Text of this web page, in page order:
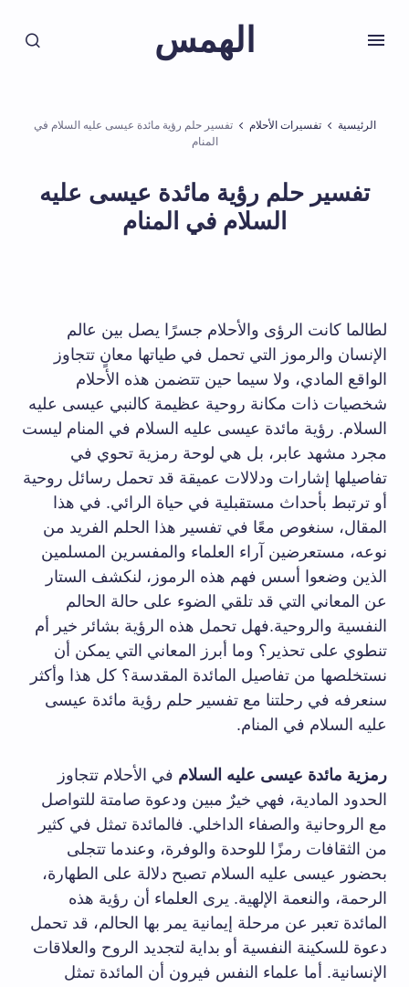
الهمس
الرئيسية تفسيرات الأحلام
تفسير حلم رؤية مائدة عيسى عليه السلام في
المنام
تفسير حلم رؤية مائدة عيسى عليه
السلام في المنام
لطالما كانت الرؤى والأحلام جسرًا يصل بين عالم
الإنسان والرموز التي تحمل في طياتها معانٍ تتجاوز
الواقع المادي، ولا سيما حين تتضمن هذه الأحلام
شخصيات ذات مكانة روحية عظيمة كالنبي عيسى عليه
السلام. رؤية مائدة عيسى عليه السلام في المنام ليست
مجرد مشهد عابر، بل هي لوحة رمزية تحوي في
تفاصيلها إشارات ودلالات عميقة قد تحمل رسائل روحية
أو ترتبط بأحداث مستقبلية في حياة الرائي. في هذا
المقال، سنغوص معًا في تفسير هذا الحلم الفريد من
نوعه، مستعرضين آراء العلماء والمفسرين المسلمين
الذين وضعوا أسس فهم هذه الرموز، لنكشف الستار
عن المعاني التي قد تلقي الضوء على حالة الحالم
النفسية والروحية.فهل تحمل هذه الرؤية بشائر خير أم
تنطوي على تحذير؟ وما أبرز المعاني التي يمكن أن
نستخلصها من تفاصيل المائدة المقدسة؟ كل هذا وأكثر
سنعرفه في رحلتنا مع تفسير حلم رؤية مائدة عيسى
عليه السلام في المنام.
رمزية مائدة عيسى عليه السلام في الأحلام تتجاوز
الحدود المادية، فهي خيرٌ مبين ودعوة صامتة للتواصل
مع الروحانية والصفاء الداخلي. فالمائدة تمثل في كثير
من الثقافات رمزًا للوحدة والوفرة، وعندما تتجلى
بحضور عيسى عليه السلام تصبح دلالة على الطهارة،
الرحمة، والنعمة الإلهية. يرى العلماء أن رؤية هذه
المائدة تعبر عن مرحلة إيمانية يمر بها الحالم، قد تحمل
دعوة للسكينة النفسية أو بداية لتجديد الروح والعلاقات
الإنسانية. أما علماء النفس فيرون أن المائدة تمثل